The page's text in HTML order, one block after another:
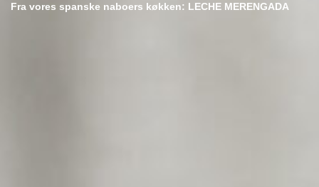
Fra vores spanske naboers køkken: LECHE MERENGADA